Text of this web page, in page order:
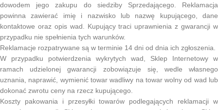
dowodem jego zakupu do siedziby Sprzedającego. Reklamacja
powinna zawierać imię i nazwisko lub nazwę kupującego, dane
kontaktowe oraz opis wad. Kupujący traci uprawnienia z gwarancji w
przypadku nie spełnienia tych warunków.
Reklamacje rozpatrywane są w terminie 14 dni od dnia ich zgłoszenia.
W przypadku potwierdzenia wykrytych wad, Sklep Internetowy w
ramach udzielonej gwarancji zobowiązuje się, wedle własnego
uznania, naprawić, wymienić towar wadliwy na towar wolny od wad lub
dokonać zwrotu ceny na rzecz kupującego.
Koszty pakowania i przesyłki towarów podlegających reklamacji w